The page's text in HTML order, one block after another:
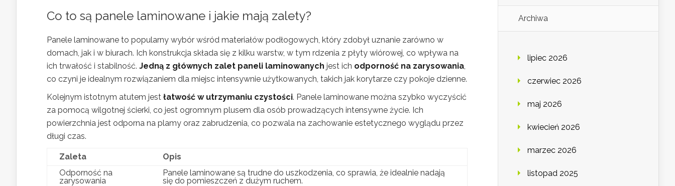
Co to są panele laminowane i jakie mają zalety?
Panele laminowane to popularny wybór wśród materiałów podłogowych, który zdobył uznanie zarówno w
domach, jak i w biurach. Ich konstrukcja składa się z kilku warstw, w tym rdzenia z płyty wiórowej, co wpływa na
ich trwałość i stabilność. Jedną z głównych zalet paneli laminowanych jest ich odporność na zarysowania,
co czyni je idealnym rozwiązaniem dla miejsc intensywnie użytkowanych, takich jak korytarze czy pokoje dzienne.
Kolejnym istotnym atutem jest łatwość w utrzymaniu czystości. Panele laminowane można szybko wyczyścić
za pomocą wilgotnej ścierki, co jest ogromnym plusem dla osób prowadzących intensywne życie. Ich
powierzchnia jest odporna na plamy oraz zabrudzenia, co pozwala na zachowanie estetycznego wyglądu przez
długi czas.
Zaleta
Opis
Odporność na
zarysowania
Panele laminowane są trudne do uszkodzenia, co sprawia, że idealnie nadają
się do pomieszczeń z dużym ruchem.
Archiwa
lipiec 2026
czerwiec 2026
maj 2026
kwiecień 2026
marzec 2026
listopad 2025